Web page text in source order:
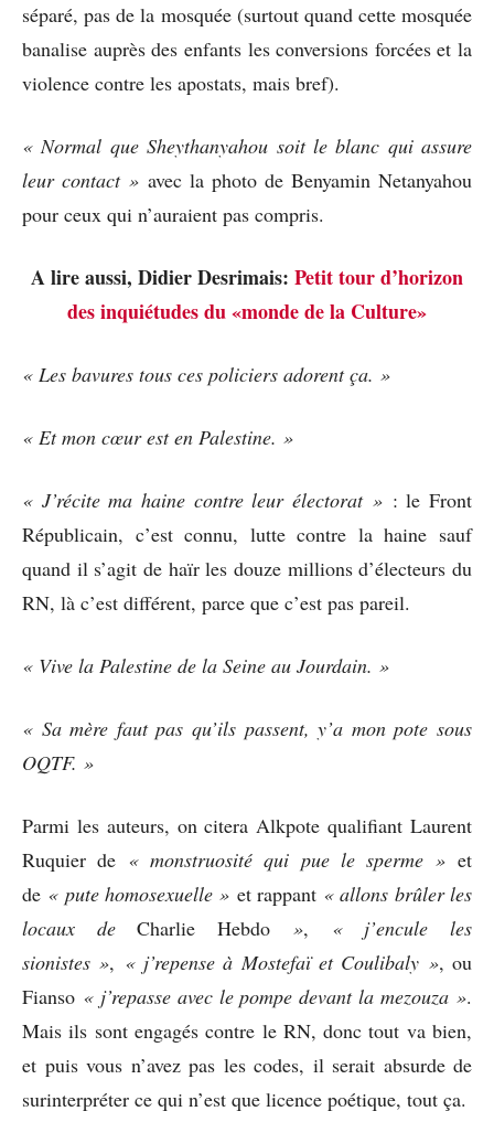
séparé, pas de la mosquée (surtout quand cette mosquée
banalise auprès des enfants les conversions forcées et la
violence contre les apostats, mais bref).
« Normal que Sheythanyahou soit le blanc qui assure
leur contact » avec la photo de Benyamin Netanyahou
pour ceux qui n’auraient pas compris.
A lire aussi, Didier Desrimais: Petit tour d’horizon
des inquiétudes du «monde de la Culture»
« Les bavures tous ces policiers adorent ça. »
« Et mon cœur est en Palestine. »
« J’récite ma haine contre leur électorat »: le Front
Républicain, c’est connu, lutte contre la haine sauf
quand il s’agit de haïr les douze millions d’électeurs du
RN, là c’est différent, parce que c’est pas pareil.
« Vive la Palestine de la Seine au Jourdain. »
« Sa mère faut pas qu’ils passent, y’a mon pote sous
OQTF. »
Parmi les auteurs, on citera Alkpote qualifiant Laurent
Ruquier de « monstruosité qui pue le sperme »et
de « pute homosexuelle » et rappant « allons brûler les
locaux deCharlie Hebdo », « j’encule les
sionistes », « j’repense à Mostefaï et Coulibaly », ou
Fianso « j’repasse avec le pompe devant la mezouza ».
Mais ils sont engagés contre le RN, donc tout va bien,
et puis vous n’avez pas les codes, il serait absurde de
surinterpréter ce qui n’est que licence poétique, tout ça.